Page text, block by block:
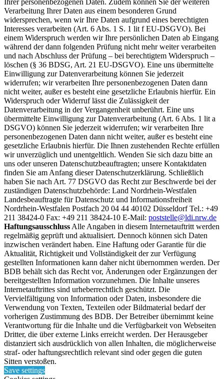
Verarbeitung Ihrer Daten aus einem besonderen Grund
widersprechen, wenn wir Ihre Daten aufgrund eines berechtigten
Interesses verarbeiten (Art. 6 Abs. 1 S. 1 lit f EU-DSGVO). Bei
einem Widerspruch werden wir Ihre persönlichen Daten ab Eingang
während der dann folgenden Prüfung nicht mehr weiter verarbeiten
und nach Abschluss der Prüfung – bei berechtigtem Widerspruch –
löschen (§ 36 BDSG, Art. 21 EU-DSGVO). Eine uns übermittelte
Einwilligung zur Datenverarbeitung können Sie jederzeit
widerrufen; wir verarbeiten Ihre personenbezogenen Daten dann
nicht weiter, außer es besteht eine gesetzliche Erlaubnis hierfür. Ein
Widerspruch oder Widerruf lässt die Zulässigkeit der
Datenverarbeitung in der Vergangenheit unberührt. Eine uns
übermittelte Einwilligung zur Datenverarbeitung (Art. 6 Abs. 1 lit a
DSGVO) können Sie jederzeit widerrufen; wir verarbeiten Ihre
personenbezogenen Daten dann nicht weiter, außer es besteht eine
gesetzliche Erlaubnis hierfür. Die Ihnen zustehenden Rechte erfüllen
wir unverzüglich und unentgeltlich. Wenden Sie sich dazu bitte an
uns oder unseren Datenschutzbeauftragten; unsere Kontaktdaten
finden Sie am Anfang dieser Datenschutzerklärung. Schließlich
haben Sie nach Art. 77 DSGVO das Recht zur Beschwerde bei der
zuständigen Datenschutzbehörde: Land Nordrhein-Westfalen
Landesbeauftragte für Datenschutz und Informationsfreiheit
Nordrhein-Westfalen Postfach 20 04 44 40102 Düsseldorf Tel.: +49
211 38424-0 Fax: +49 211 38424-10 E-Mail: poststelle@ldi.nrw.de
Haftungsausschluss Alle Angaben in diesem Internetauftritt werden
regelmäßig geprüft und aktualisiert. Dennoch können sich Daten
inzwischen verändert haben. Eine Haftung oder Garantie für die
Aktualität, Richtigkeit und Vollständigkeit der zur Verfügung
gestellten Informationen kann daher nicht übernommen werden. Der
BDB behält sich das Recht vor, Änderungen oder Ergänzungen der
bereitgestellten Information vorzunehmen. Die Inhalte unseres
Internetauftrittes sind urheberrechtlich geschützt. Die
Vervielfältigung von Information oder Daten, insbesondere die
Verwendung von Texten, Texteilen oder Bildmaterial bedarf der
vorherigen Zustimmung des BDB. Der Betreiber übernimmt keine
Verantwortung für die Inhalte und die Verfügbarkeit von Webseiten
Dritter, die über externe Links erreicht werden. Der Herausgeber
distanziert sich ausdrücklich von allen Inhalten, die möglicherweise
straf- oder haftungsrechtlich relevant sind oder gegen die guten
Sitten verstoßen.
Save settings